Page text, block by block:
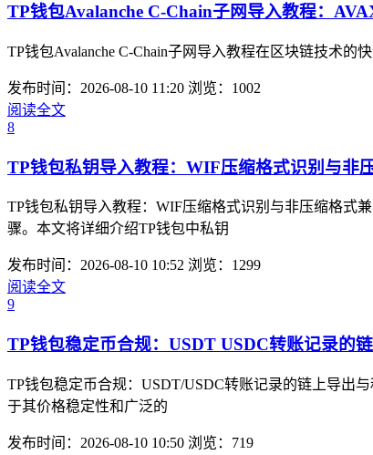
TP钱包Avalanche C-Chain子网导入教程：
TP钱包Avalanche C-Chain子网导入教程在区块链技术的
发布时间：2026-08-10 11:20 浏览：1002
阅读全文
8
TP钱包私钥导入教程：WIF压缩格式识别与非
TP钱包私钥导入教程：WIF压缩格式识别与非压缩格式
骤。本文将详细介绍TP钱包中私钥
发布时间：2026-08-10 10:52 浏览：1299
阅读全文
9
TP钱包稳定币合规：USDT USDC转账记录的
TP钱包稳定币合规：USDT/USDC转账记录的链上导出
于其价格稳定性和广泛的
发布时间：2026-08-10 10:50 浏览：719